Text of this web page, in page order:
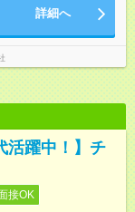
詳細へ
活躍中！】チ
接OK